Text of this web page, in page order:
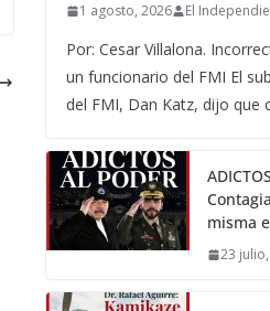
1 agosto, 2026 El
Por: Cesar Villalona.
un funcionario del FMI El
del FMI, Dan Katz, dijo que
misma
23